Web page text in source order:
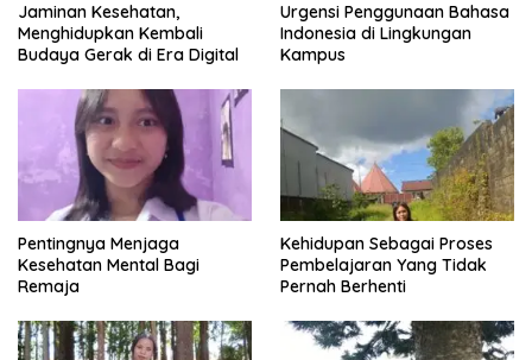
Jaminan Kesehatan,
Menghidupkan Kembali
Budaya Gerak di Era Digital
Urgensi Penggunaan Bahasa
Indonesia di Lingkungan
Kampus
Pentingnya Menjaga
Kesehatan Mental Bagi
Remaja
Kehidupan Sebagai Proses
Pembelajaran Yang Tidak
Pernah Berhenti